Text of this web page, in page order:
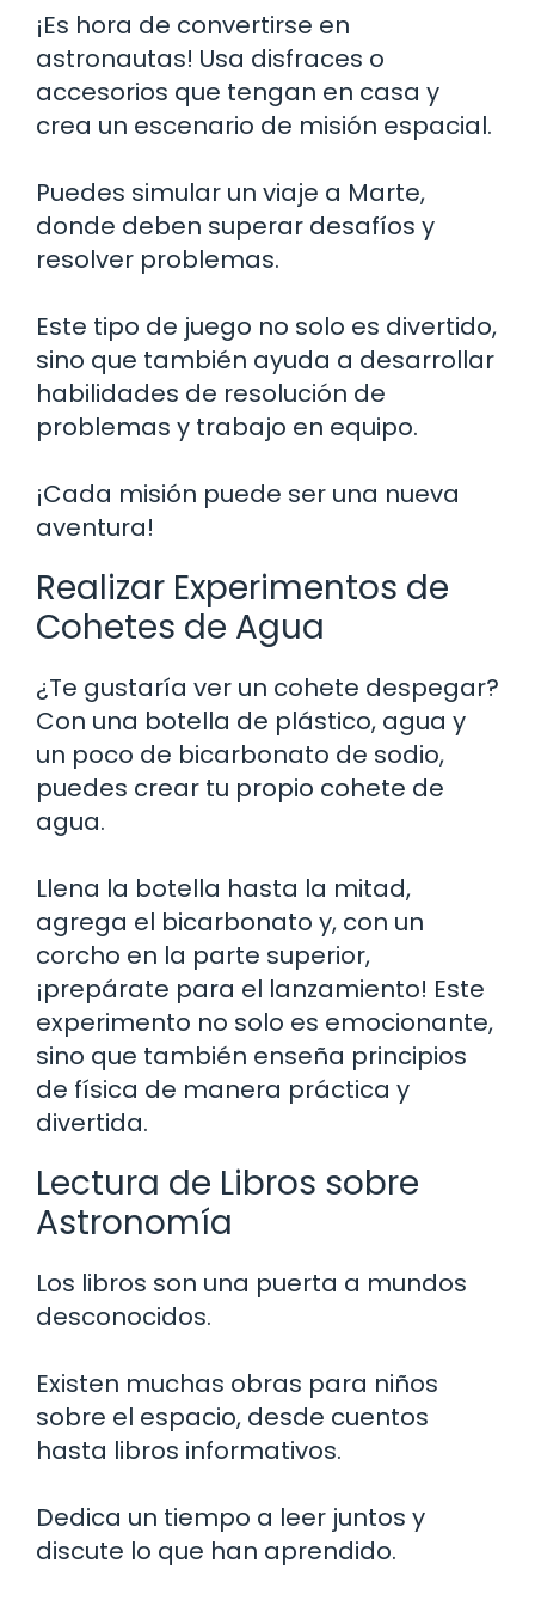
¡Es hora de convertirse en
astronautas! Usa disfraces o
accesorios que tengan en casa y
crea un escenario de misión espacial.
Puedes simular un viaje a Marte,
donde deben superar desafíos y
resolver problemas.
Este tipo de juego no solo es divertido,
sino que también ayuda a desarrollar
habilidades de resolución de
problemas y trabajo en equipo.
¡Cada misión puede ser una nueva
aventura!
Realizar Experimentos de
Cohetes de Agua
¿Te gustaría ver un cohete despegar?
Con una botella de plástico, agua y
un poco de bicarbonato de sodio,
puedes crear tu propio cohete de
agua.
Llena la botella hasta la mitad,
agrega el bicarbonato y, con un
corcho en la parte superior,
¡prepárate para el lanzamiento! Este
experimento no solo es emocionante,
sino que también enseña principios
de física de manera práctica y
divertida.
Lectura de Libros sobre
Astronomía
Los libros son una puerta a mundos
desconocidos.
Existen muchas obras para niños
sobre el espacio, desde cuentos
hasta libros informativos.
Dedica un tiempo a leer juntos y
discute lo que han aprendido.